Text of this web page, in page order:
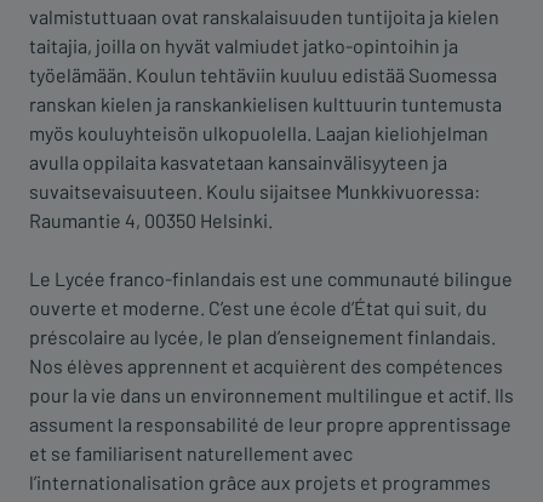
valmistuttuaan ovat ranskalaisuuden tuntijoita ja kielen
taitajia, joilla on hyvät valmiudet jatko-opintoihin ja
työelämään. Koulun tehtäviin kuuluu edistää Suomessa
ranskan kielen ja ranskankielisen kulttuurin tuntemusta
myös kouluyhteisön ulkopuolella. Laajan kieliohjelman
avulla oppilaita kasvatetaan kansainvälisyyteen ja
suvaitsevaisuuteen. Koulu sijaitsee Munkkivuoressa:
Raumantie 4, 00350 Helsinki.
Le Lycée franco-finlandais est une communauté bilingue
ouverte et moderne. C’est une école d’État qui suit, du
préscolaire au lycée, le plan d’enseignement finlandais.
Nos élèves apprennent et acquièrent des compétences
pour la vie dans un environnement multilingue et actif. Ils
assument la responsabilité de leur propre apprentissage
et se familiarisent naturellement avec
l’internationalisation grâce aux projets et programmes